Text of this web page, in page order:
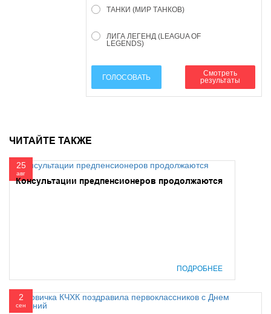
ТАНКИ (МИР ТАНКОВ)
ЛИГА ЛЕГЕНД (LEAGUA OF
LEGENDS)
ГОЛОСОВАТЬ
Смотреть
результаты
ЧИТАЙТЕ ТАКЖЕ
25
авг
Консультации предпенсионеров продолжаются
ПОДРОБНЕЕ
2
сен